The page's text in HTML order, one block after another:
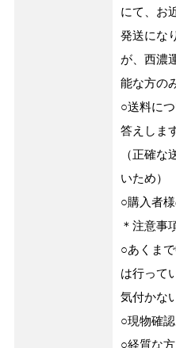
にて、お
発送にな
が、西濃
能な方の
○送料に
答えしま
（正確
いため）
○購入者
＊注意事
○あくま
は行って
気付かな
○現物確
○経質な